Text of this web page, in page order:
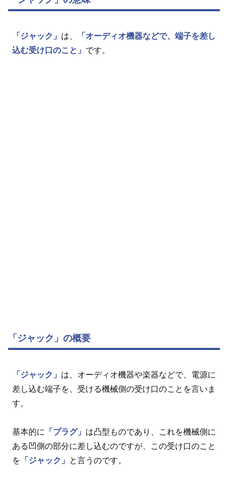
「ジャック」 は、
「オーディオ機器などで、端子を差し
込む受け口のこと」 です。
「ジャック」の概要
「ジャック」 は、オーディオ機器や楽器などで、電源に
差し込む端子を、受ける機械側の受け口のことを言いま
す。
基本的に 「プラグ」 は凸型ものであり、これを機械側に
ある凹側の部分に差し込むのですが、この受け口のこと
を 「ジャック」 と言うのです。